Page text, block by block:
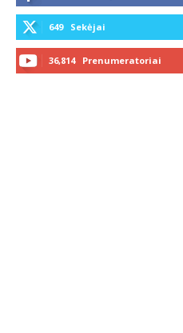
649 Sekėjai
36,814 Prenumeratoriai